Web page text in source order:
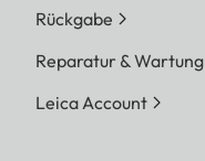
Rückgabe
Reparatur & Wartung
Leica Account